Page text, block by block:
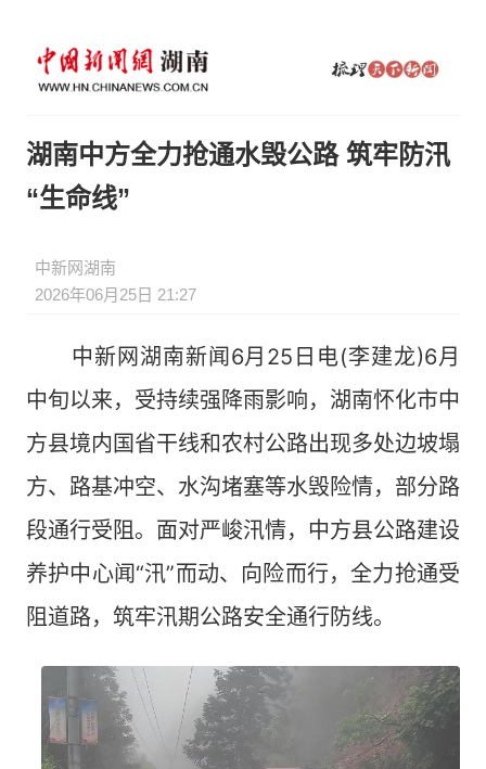
湖南中方全力抢通水毁公路 筑牢防汛
“生命线”
中新网湖南
2026年06月25日 21:27
中新网湖南新闻6月25日电(李建龙)6月
中旬以来，受持续强降雨影响，湖南怀化市中
方县境内国省干线和农村公路出现多处边坡塌
方、路基冲空、水沟堵塞等水毁险情，部分路
段通行受阻。面对严峻汛情，中方县公路建设
养护中心闻“汛”而动、向险而行，全力抢通受
阻道路，筑牢汛期公路安全通行防线。